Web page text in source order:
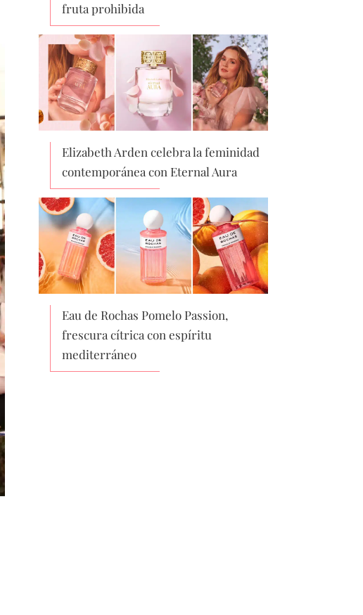
fruta prohibida
Elizabeth Arden celebra la feminidad
contemporánea con Eternal Aura
Eau de Rochas Pomelo Passion,
frescura cítrica con espíritu
mediterráneo